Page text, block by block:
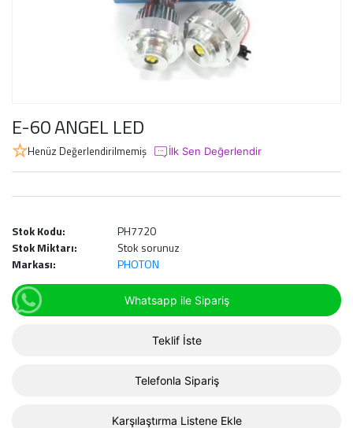
E-60 ANGEL LED
Henüz Değerlendirilmemiş İlk Sen Değerlendir
Stok Kodu:
PH7720
Stok Miktarı:
Stok sorunuz
Markası:
PHOTON
Whatsapp ile Sipariş
Teklif İste
Telefonla Sipariş
Karşılaştırma Listene Ekle